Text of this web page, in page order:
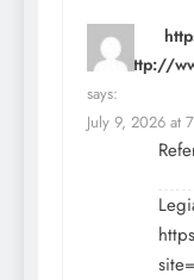
site=http://
says:
July 9, 2026 at